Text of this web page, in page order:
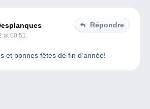
at 00:51
Répondre
et bonnes fêtes de fin d’année!